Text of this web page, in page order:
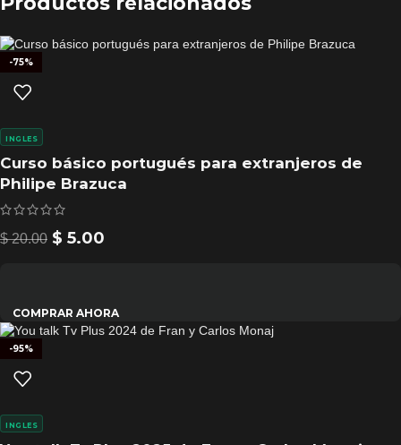
-75%
Curso básico portugués para extranjeros de
Philipe Brazuca
INGLES
$20.00 $ 5.00
COMPRAR AHORA
-95%
INGLES